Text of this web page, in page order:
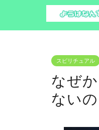
スピリチュアル
なぜ
ない